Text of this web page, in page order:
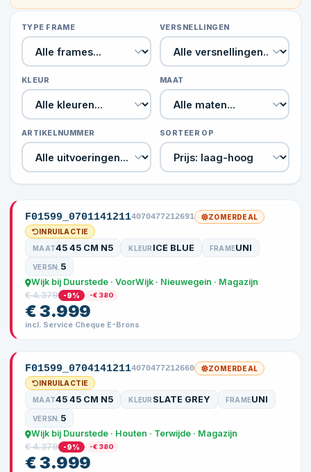
TYPE FRAME VERSNELLINGEN
KLEUR MAAT
ARTIKELNUMMER SORTEER OP
F01599_07011412114070477212691
ZOMERDEAL
INRUILACTIE
MAAT45 45 CM N5 KLEUR ICE BLUE FRAMEUNI
VERSN. 5
Wijk bij Duurstede · VoorWijk · Nieuwegein · Magazijn
€ 4.379
-9% -€ 380
€ 3.999
incl. Service Cheque E-Brons
F01599_07041412114070477212660
ZOMERDEAL
INRUILACTIE
MAAT45 45 CM N5 KLEUR SLATE GREY FRAMEUNI
VERSN. 5
Wijk bij Duurstede · Houten · Terwijde · Magazijn
€ 4.379
-9% -€ 380
€ 3.999